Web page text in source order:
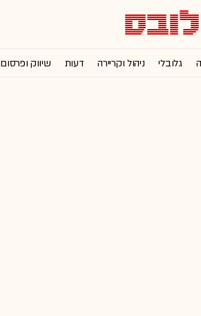
גלובלי ניהול וקריירה דעות שיווק ופרסום